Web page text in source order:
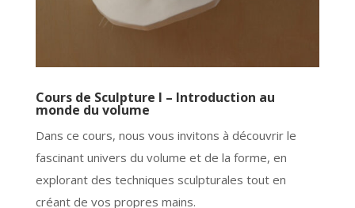
Cours de Sculpture I – Introduction au
monde du volume
Dans ce cours, nous vous invitons à découvrir le
fascinant univers du volume et de la forme, en
explorant des techniques sculpturales tout en
créant de vos propres mains.